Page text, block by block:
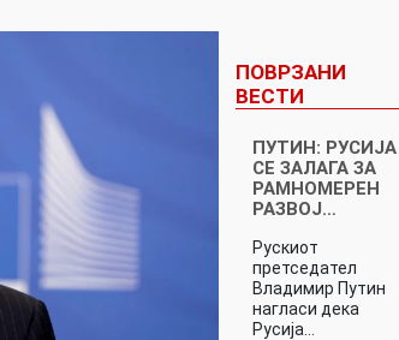
ПОВРЗАНИ
ВЕСТИ
ПУТИН: РУСИЈА
СЕ ЗАЛАГА ЗА
РАМНОМЕРЕН
РАЗВОЈ…
Рускиот
претседател
Владимир Путин
нагласи дека
Русија…